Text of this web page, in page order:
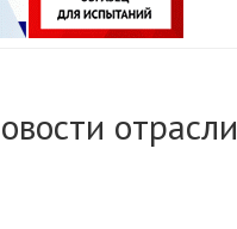
отрасли